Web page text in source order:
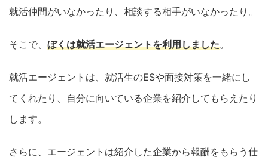
就活仲間がいなかったり、相談する相手がいなかったり。
そこで、 ぼくは就活エージェントを利用しました。
就活エージェントは、就活生のESや面接対策を一緒にし
てくれたり、自分に向いている企業を紹介してもらえたり
します。
さらに、エージェントは紹介した企業から報酬をもらう仕